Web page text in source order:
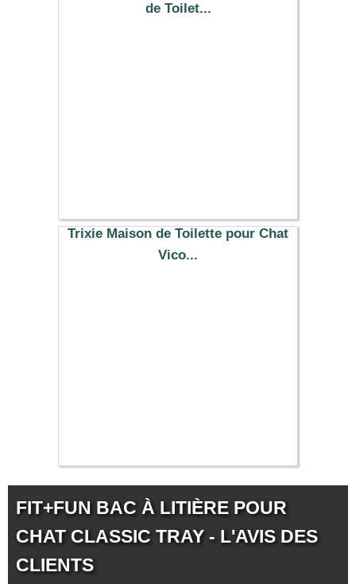
de Toilet...
Trixie Maison de Toilette pour Chat
Vico...
FIT+FUN BAC À LITIÈRE POUR
CHAT CLASSIC TRAY - L'AVIS DES
CLIENTS